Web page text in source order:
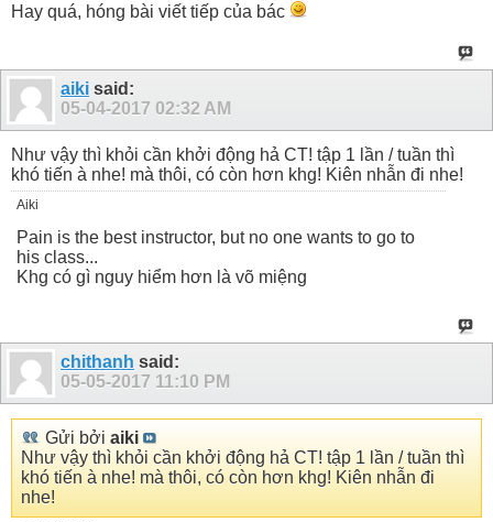
Hay quá, hóng bài viết tiếp của bác
aiki said:
05-04-2017 02:32 AM
Như vậy thì khỏi cần khởi động hả CT! tập 1 lần / tuần thì
khó tiến à nhe! mà thôi, có còn hơn khg! Kiên nhẫn đi nhe!
Aiki
Pain is the best instructor, but no one wants to go to
his class...
Khg có gì nguy hiểm hơn là võ miệng
chithanh said:
05-05-2017 11:10 PM
Gửi bởi aiki
Như vậy thì khỏi cần khởi động hả CT! tập 1 lần / tuần thì
khó tiến à nhe! mà thôi, có còn hơn khg! Kiên nhẫn đi
nhe!